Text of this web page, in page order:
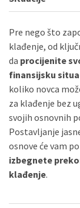
Pre nego što
klađenje, od
da procijenite
finansijsku
koliko novca
za klađenje bez
svojih osnovnih
Postavljanje
osnove će vam
izbegnete
klađenje.